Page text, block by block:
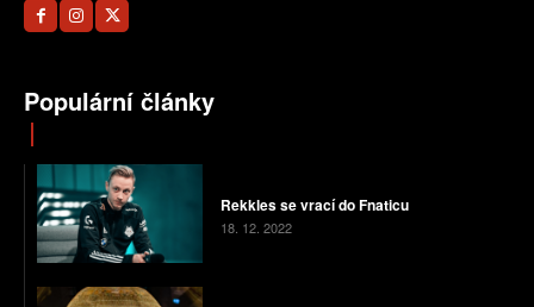
Populární články
Rekkles se vrací do Fnaticu
18. 12. 2022